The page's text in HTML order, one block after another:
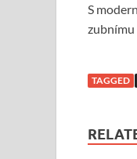
S
zubnímu
TAGGED